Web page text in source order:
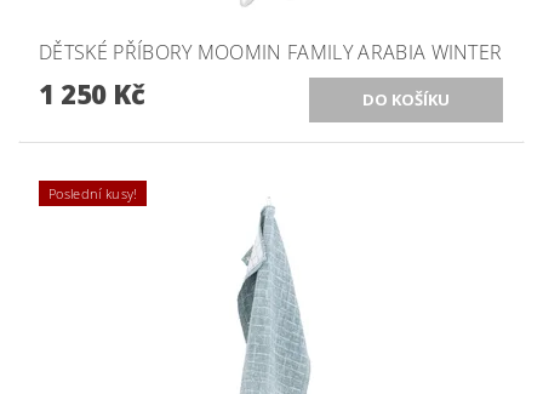
DĚTSKÉ PŘÍBORY MOOMIN FAMILY ARABIA WINTER
1 250 Kč
Poslední kusy!